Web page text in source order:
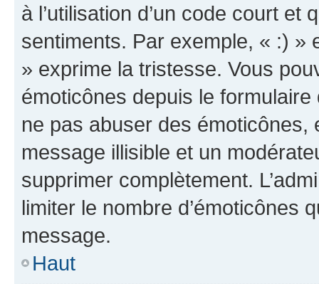
à l’utilisation d’un code court et
sentiments. Par exemple, « :) »
» exprime la tristesse. Vous
émoticônes depuis le
ne pas abuser des
message illisible et un
supprimer complètement.
limiter le nombre d’émoticônes
message.
Haut